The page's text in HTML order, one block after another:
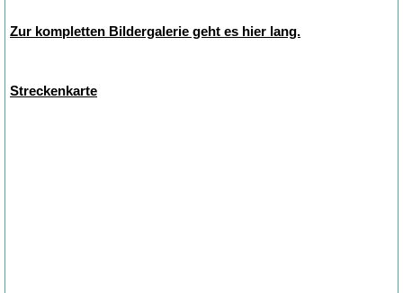
Zur kompletten Bildergalerie geht es hier lang.
Streckenkarte